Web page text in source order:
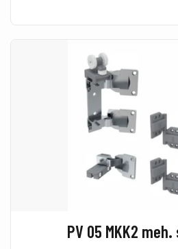
PV 05 MKK2